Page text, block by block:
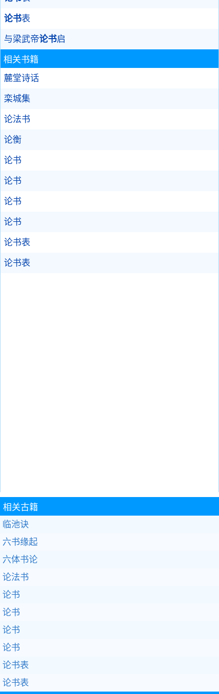
论书表
与梁武帝论书启
相关书籍
麓堂诗话
栾城集
论法书
论衡
论书
论书
论书
论书
论书表
论书表
相关古籍
临池诀
六书缘起
六体书论
论法书
论书
论书
论书
论书
论书表
论书表